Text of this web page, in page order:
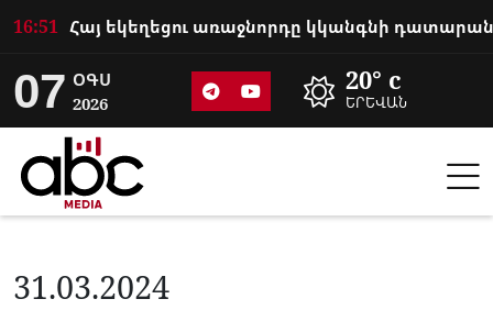
16:51
07 ՕԳՍ
2026
20° c
ԵՐԵՎԱՆ
31.03.2024